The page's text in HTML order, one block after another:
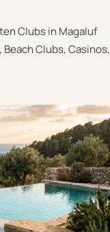
Clubs in Magaluf
Beach Clubs, Casinos,